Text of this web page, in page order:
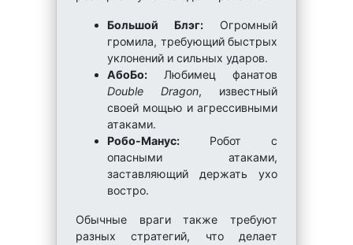
Большой Блэг: Огромный
громила, требующий быстрых
уклонений и сильных ударов.
АбоБо: Любимец фанатов
Double Dragon, известный
своей мощью и агрессивными
атаками.
Робо-Манус: Робот с
опасными атаками,
заставляющий держать ухо
востро.
Обычные враги также требуют
разных стратегий, что делает